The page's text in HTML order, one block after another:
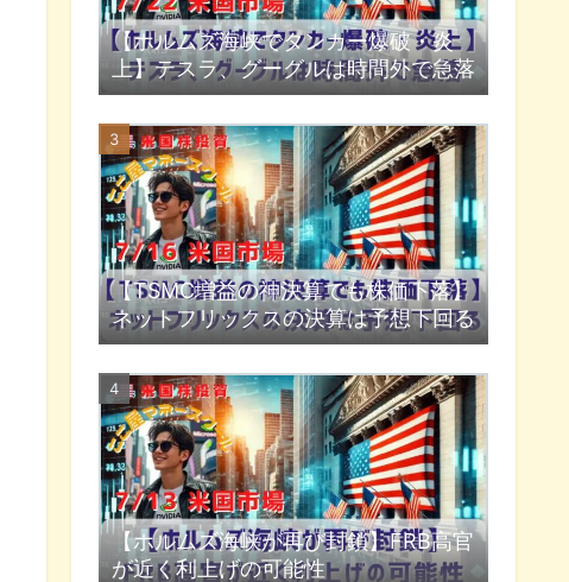
【ホルムズ海峡でタンカー爆破・炎
上】テスラ、グーグルは時間外で急落
【TSMC増益の神決算でも株価下落】
ネットフリックスの決算は予想下回る
【ホルムズ海峡が再び封鎖】FRB高官
が近く利上げの可能性